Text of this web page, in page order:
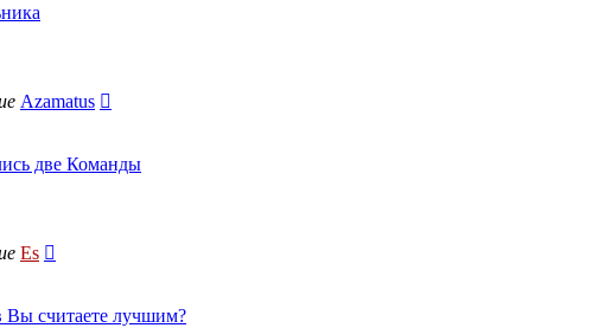
Azamatus
две Команды
Es
Вы считаете лучшим?